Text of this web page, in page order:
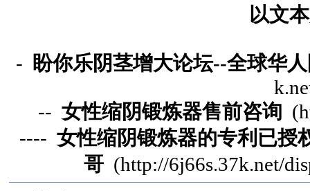
以文
-
盼你乐阴茎增大论坛--全球华
-- 女性缩阴锻炼器售前咨询
---- 女性缩阴锻炼器的专利已授
哥 (http://6j66s.37k.net/